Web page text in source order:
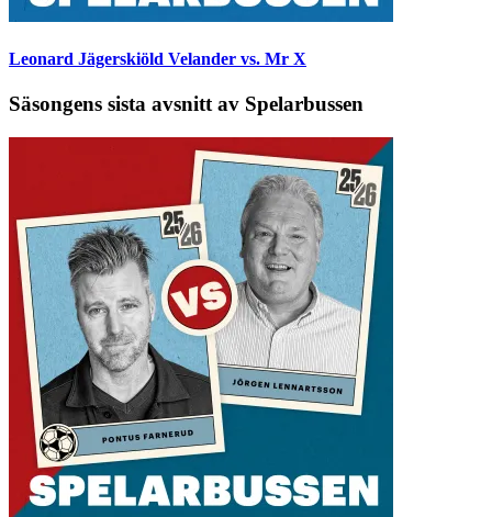
Leonard Jägerskiöld Velander vs. Mr X
Säsongens sista avsnitt av Spelarbussen